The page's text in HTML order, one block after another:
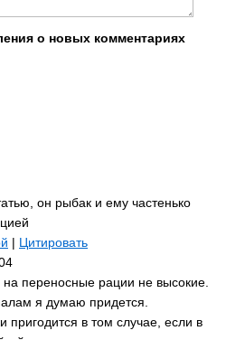
о новых комментариях
он рыбак и ему частенько
| Цитировать
переносные рации не высокие.
я думаю придется.
пригодится в том случае, если в